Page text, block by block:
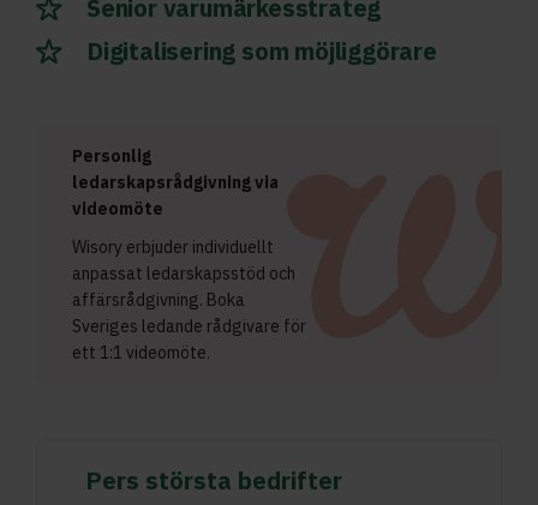
Senior varumärkesstrateg
Digitalisering som möjliggörare
Personlig
ledarskapsrådgivning via
videomöte
Wisory erbjuder individuellt
anpassat ledarskapsstöd och
affärsrådgivning. Boka
Sveriges ledande rådgivare för
ett 1:1 videomöte.
Pers största bedrifter